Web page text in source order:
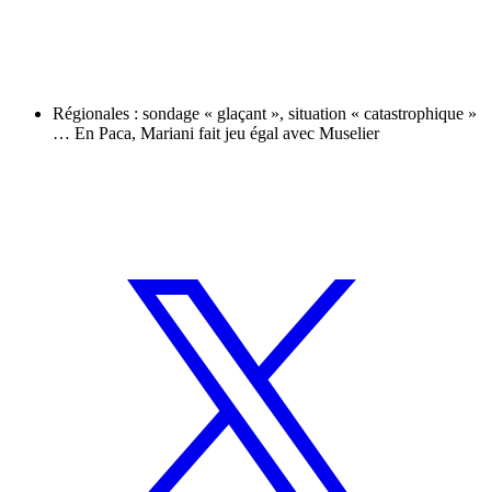
Régionales : sondage « glaçant », situation « catastrophique »
… En Paca, Mariani fait jeu égal avec Muselier